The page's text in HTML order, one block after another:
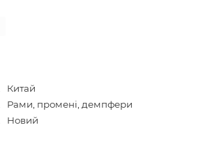
Китай
Рами, промені, демпфери
Новий